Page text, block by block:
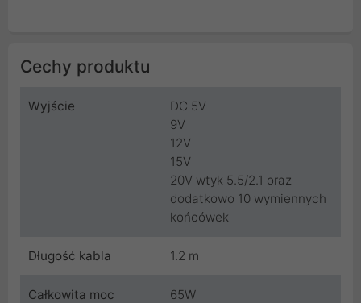
Cechy produktu
Wyjście
DC 5V
9V
12V
15V
20V wtyk 5.5/2.1 oraz
dodatkowo 10 wymiennych
końcówek
Długość kabla 1.2 m
Całkowita moc 65W